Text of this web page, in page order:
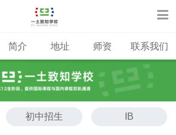
简介 地址 师资 联系我们
初中招生 IB